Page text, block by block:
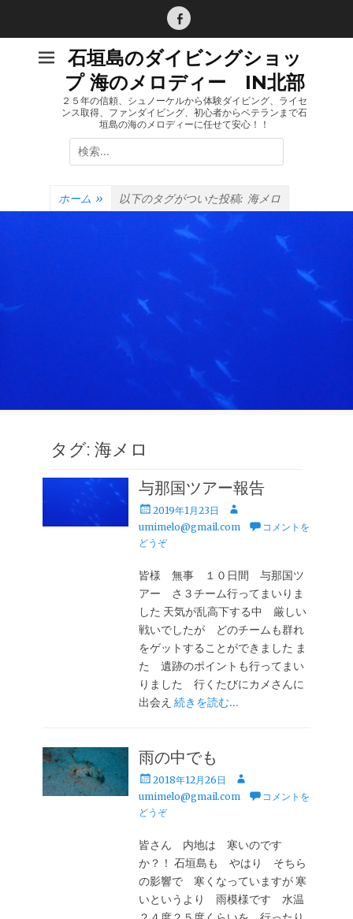
Facebook
石垣島のダイビングショッ
プ 海のメロディー IN北部
２５年の信頼、シュノーケルから体験ダイビング、ライセ
ンス取得、ファンダイビング、初心者からベテランまで石
垣島の海のメロディーに任せて安心！！
検
索:
ホーム » 以下のタグがついた投稿: 海メロ
タグ: 海メロ
与那国ツアー報告
投
稿
日
2019年1月23日
投
稿
umimelo@gmail.com
コメントを
どうぞ
皆様 無事 １０日間 与那国ツ
アー さ３チーム行ってまいりま
した 天気が乱高下する中 厳しい
戦いでしたが どのチームも群れ
をゲットすることができました ま
た 遺跡のポイントも行ってまい
りました 行くたびにカメさんに
出会え続きを読む…
雨の中でも
投
稿
日
2018年12月26日
投
稿
umimelo@gmail.com
コメントを
どうぞ
皆さん 内地は 寒いのです
か？！ 石垣島も やはり そちら
の影響で 寒くなっていますが 寒
いというより 雨模様です 水温